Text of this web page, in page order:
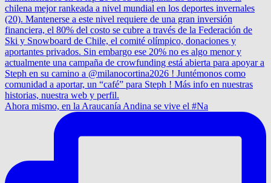
Ahora mismo, en la Araucanía Andina se vive el #Na